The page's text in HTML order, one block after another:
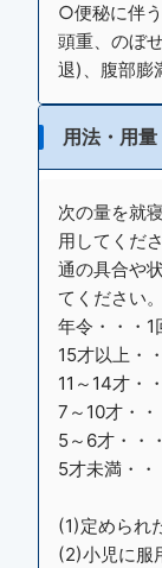
○便秘に伴
頭重、のぼ
退)、腹部膨
用法・用量
次の量を就
用してくだ
通の具合や
てください。
年令・・・1
15才以上・
11～14才・
7～10才・
5～6才・・
5才未満・・
(1)定められ
(2)小児に服